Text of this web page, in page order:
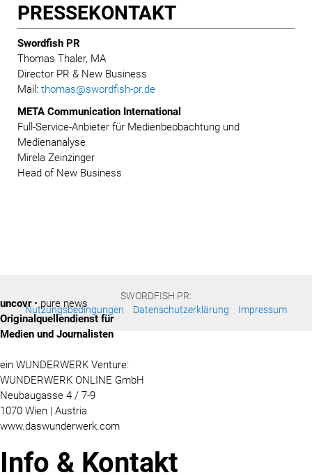
PRESSE­KONTAKT
Swordfish PR
Thomas Thaler, MA
Director PR & New Business
Mail: thomas@swordfish-pr.de
META Communication International
Full-Service-Anbieter für Medienbeobachtung und
Medienanalyse
Mirela Zeinzinger
Head of New Business
SWORDFISH PR:
Nutzungsbedingungen
Datenschutzerklärung Impressum
uncovr• pure news
Originalquellendienst für
Medien und Journalisten
ein WUNDERWERK Venture:
WUNDERWERK ONLINE GmbH
Neubaugasse 4 / 7-9
1070 Wien | Austria
www.daswunderwerk.com
Info & Kontakt